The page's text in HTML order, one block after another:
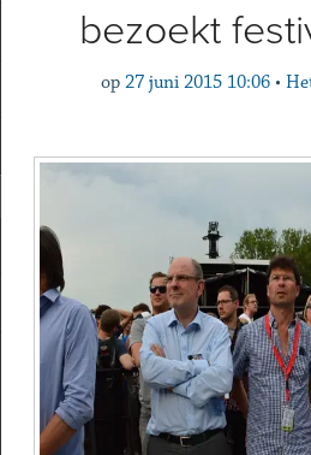
bezoekt
op 27 juni 2015 10:06 •